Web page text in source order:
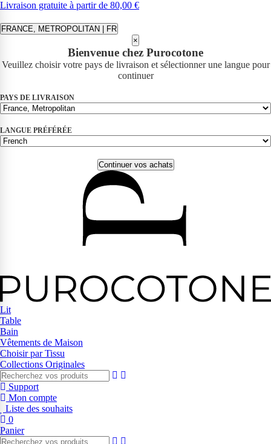
Livraison gratuite à partir de 80,00 €
FRANCE, METROPOLITAN | FR
×
Bienvenue chez Purocotone
Veuillez choisir votre pays de livraison et sélectionner une langue pour
continuer
PAYS DE LIVRAISON
LANGUE PRÉFÉRÉE
Continuer vos achats
Lit
Table
Bain
Vêtements de Maison
Choisir par Tissu
Collections Originales
Support
Mon compte
Liste des souhaits
0
Panier